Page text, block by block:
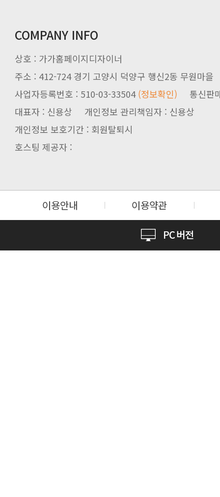
COMPANY INFO
상호 : 가가홈페이지디자이너
주소 : 412-724 경기 고양시 덕양구 행신2동 무원마을
사업자등록번호 : 510-03-33504(정보확인) 통신판
대표자 : 신용상 개인정보 관리책임자 : 신용상
개인정보 보호기간 : 회원탈퇴시
호스팅 제공자 :
이용안내 이용약관